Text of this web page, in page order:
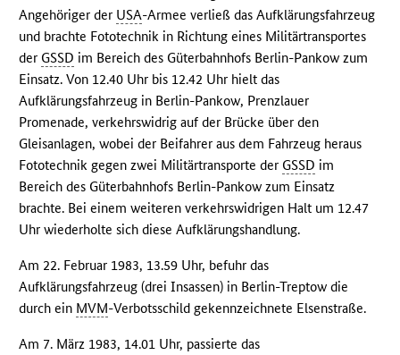
Angehöriger der USA-Armee verließ das Aufklärungsfahrzeug
und brachte Fototechnik in Richtung eines Militärtransportes
der GSSD im Bereich des Güterbahnhofs Berlin-Pankow zum
Einsatz. Von 12.40 Uhr bis 12.42 Uhr hielt das
Aufklärungsfahrzeug in Berlin-Pankow, Prenzlauer
Promenade, verkehrswidrig auf der Brücke über den
Gleisanlagen, wobei der Beifahrer aus dem Fahrzeug heraus
Fototechnik gegen zwei Militärtransporte der GSSD im
Bereich des Güterbahnhofs Berlin-Pankow zum Einsatz
brachte. Bei einem weiteren verkehrswidrigen Halt um 12.47
Uhr wiederholte sich diese Aufklärungshandlung.
Am 22. Februar 1983, 13.59 Uhr, befuhr das
Aufklärungsfahrzeug (drei Insassen) in Berlin-Treptow die
durch ein MVM-Verbotsschild gekennzeichnete Elsenstraße.
Am 7. März 1983, 14.01 Uhr, passierte das